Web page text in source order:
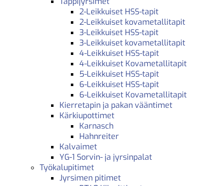
2-Leikkuiset HSS-tapit
2-Leikkuiset kovametallitapit
3-Leikkuiset HSS-tapit
3-Leikkuiset kovametallitapit
4-Leikkuiset HSS-tapit
4-Leikkuiset Kovametallitapit
5-Leikkuiset HSS-tapit
6-Leikkuiset HSS-tapit
6-Leikkuiset Kovametallitapit
Kierretapin ja pakan vääntimet
Kärkiupottimet
Karnasch
Hahnreiter
Kalvaimet
YG-1 Sorvin- ja jyrsinpalat
Työkalupitimet
Jyrsimen pitimet